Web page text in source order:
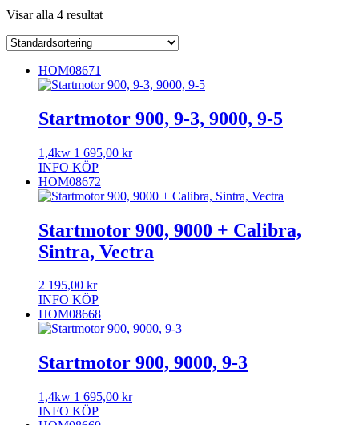
Visar alla 4 resultat
HOM08671
Startmotor 900, 9-3, 9000, 9-5
1,4kw 1 695,00 kr
INFO KÖP
HOM08672
Startmotor 900, 9000 + Calibra,
Sintra, Vectra
2 195,00 kr
INFO KÖP
HOM08668
Startmotor 900, 9000, 9-3
1,4kw 1 695,00 kr
INFO KÖP